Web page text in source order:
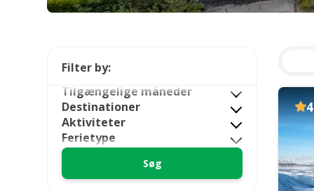
Filter by:
Tilgængelige måneder
Destinationer
Aktiviteter
Ferietype